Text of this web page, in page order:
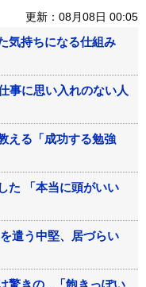
更新：08月08日 00:05
気持ちになる仕組み
事に思い入れのない人
える「成功する勉強
た 「本当に頭がいい
遣う中堅、居づらい